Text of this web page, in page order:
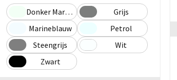
Donker Marinegroen
Grijs
Marineblauw
Petrol
Steengrijs
Wit
Zwart